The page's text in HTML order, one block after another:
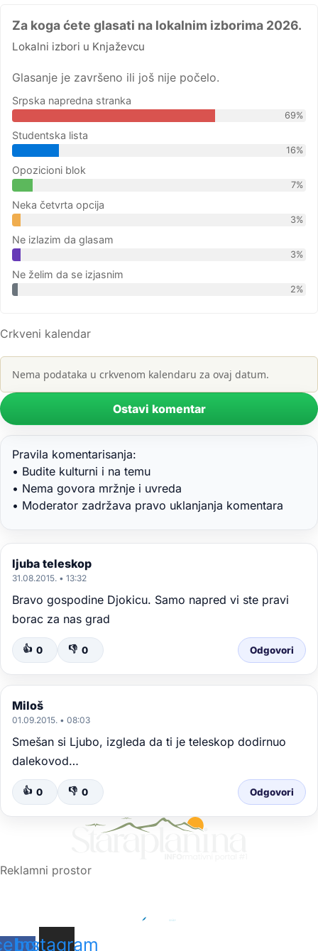
Za koga ćete glasati na lokalnim izborima 2026.
Lokalni izbori u Knjaževcu
Glasanje je završeno ili još nije počelo.
Srpska napredna stranka
69%
Studentska lista
16%
Opozicioni blok
7%
Neka četvrta opcija
3%
Ne izlazim da glasam
3%
Ne želim da se izjasnim
2%
Crkveni kalendar
Nema podataka u crkvenom kalendaru za ovaj datum.
Ostavi komentar
Pravila komentarisanja:
• Budite kulturni i na temu
• Nema govora mržnje i uvreda
• Moderator zadržava pravo uklanjanja komentara
ljuba teleskop
31.08.2015. • 13:32
Bravo gospodine Djokicu. Samo napred vi ste pravi
borac za nas grad
👍 0 👎 0 Odgovori
Miloš
01.09.2015. • 08:03
Smešan si Ljubo, izgleda da ti je teleskop dodirnuo
dalekovod…
👍 0 👎 0 Odgovori
Reklamni prostor
Instagram